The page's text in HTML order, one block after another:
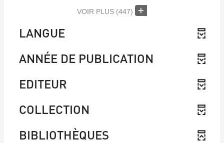
VOIR PLUS (447)
LANGUE
ANNÉE DE PUBLICATION
EDITEUR
COLLECTION
BIBLIOTHÈQUES